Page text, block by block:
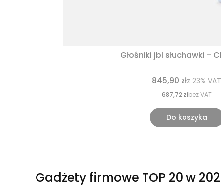
Głośniki jbl słuchawki -
845,90 złz 23% VAT
687,72 złbez VAT
Do koszyka
Gadżety firmowe TOP 20 w